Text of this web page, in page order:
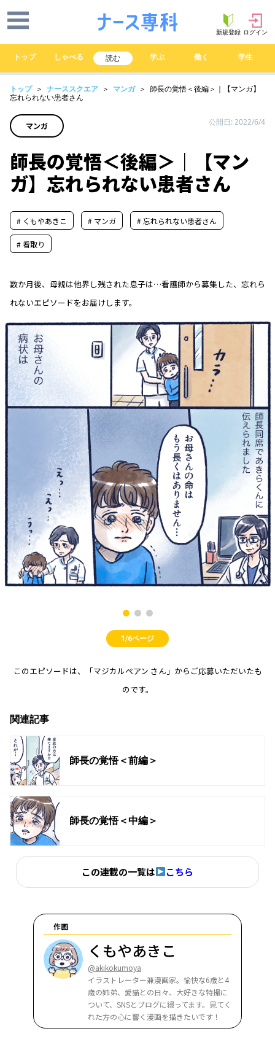
新規登録 ログイン
トップ しゃべる 読む 学ぶ 働く 学生
トップ ＞ ナーススクエア ＞ マンガ ＞ 師長の覚悟＜後編＞｜【マンガ】
忘れられない患者さん
マンガ 公開日: 2022/6/4
師長の覚悟＜後編＞｜【マン
ガ】忘れられない患者さん
# くもやあきこ # マンガ # 忘れられない患者さん
# 看取り
数か月後、母親は他界し残された息子は…看護師から募集した、忘れら
れないエピソードをお届けします。
1/6ページ
このエピソードは、「マジカルぺアン さん」からご応募いただいたも
のです。
関連記事
師長の覚悟＜前編＞
師長の覚悟＜中編＞
この連載の一覧は こちら
作画
くもやあきこ
@akikokumoya
イラストレーター兼漫画家。愉快な6歳と4
歳の姉弟、愛猫との日々、大好きな特撮に
ついて、SNSとブログに綴ってます。見てく
れた方の心に響く漫画を描きたいです！